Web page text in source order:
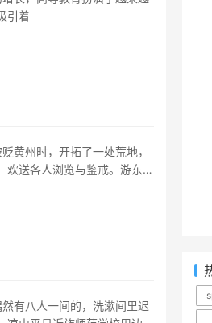
引着
送各人浏览与鉴戒。游东坡